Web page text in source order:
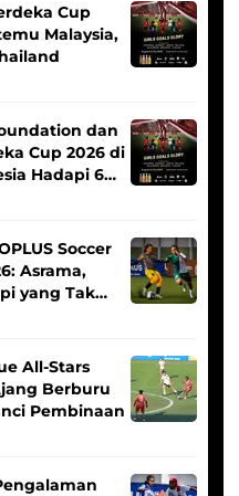
Cup
Malaysia,
dan
Cup 2026 di
Hadapi 6
Soccer
Asrama,
yang Tak
All-Stars
Berburu
Pembinaan